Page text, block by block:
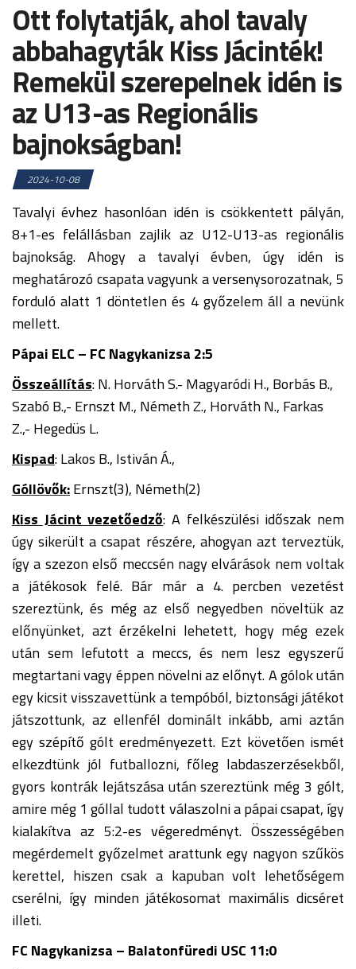
Ott folytatják, ahol tavaly
abbahagyták Kiss Jácinték!
Remekül szerepelnek idén is
az U13-as Regionális
bajnokságban!
2024-10-08
Tavalyi évhez hasonlóan idén is csökkentett pályán,
8+1-es felállásban zajlik az U12-U13-as regionális
bajnokság. Ahogy a tavalyi évben, úgy idén is
meghatározó csapata vagyunk a versenysorozatnak, 5
forduló alatt 1 döntetlen és 4 győzelem áll a nevünk
mellett.
Pápai ELC – FC Nagykanizsa 2:5
Összeállítás: N. Horváth S.- Magyaródi H., Borbás B.,
Szabó B.,- Ernszt M., Németh Z., Horváth N., Farkas
Z.,- Hegedüs L.
Kispad: Lakos B., Istiván Á.,
Góllövők:Ernszt(3), Németh(2)
Kiss Jácint vezetőedző: A felkészülési időszak nem
úgy sikerült a csapat részére, ahogyan azt terveztük,
így a szezon első meccsén nagy elvárások nem voltak
a játékosok felé. Bár már a 4. percben vezetést
szereztünk, és még az első negyedben növeltük az
előnyünket, azt érzékelni lehetett, hogy még ezek
után sem lefutott a meccs, és nem lesz egyszerű
megtartani vagy éppen növelni az előnyt. A gólok után
egy kicsit visszavettünk a tempóból, biztonsági játékot
játszottunk, az ellenfél dominált inkább, ami aztán
egy szépítő gólt eredményezett. Ezt követően ismét
elkezdtünk jól futballozni, főleg labdaszerzésekből,
gyors kontrák lejátszása után szereztünk még 3 gólt,
amire még 1 góllal tudott válaszolni a pápai csapat, így
kialakítva az 5:2-es végeredményt. Összességében
megérdemelt győzelmet arattunk egy nagyon szűkös
kerettel, hiszen csak a kapuban volt lehetőségem
cserélni, így minden játékosomat maximális dicséret
illeti.
FC Nagykanizsa – Balatonfüredi USC 11:0